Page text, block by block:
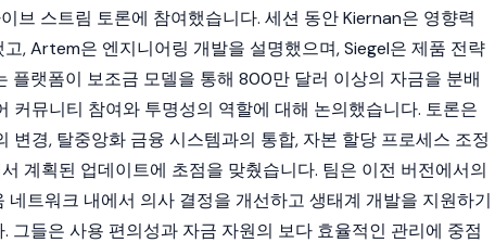
브 스트림 토론에 참여했습니다. 세션 동안 Kiernan은 영향력
, Artem은 엔지니어링 개발을 설명했으며, Siegel은 제품 전략
플랫폼이 보조금 모델을 통해 800만 달러 이상의 자금을 분배
커뮤니티 참여와 투명성의 역할에 대해 논의했습니다. 토론은
변경, 탈중앙화 금융 시스템과의 통합, 자본 할당 프로세스 조정
계획된 업데이트에 초점을 맞췄습니다. 팀은 이전 버전에서의
네트워크 내에서 의사 결정을 개선하고 생태계 개발을 지원하기
그들은 사용 편의성과 자금 자원의 보다 효율적인 관리에 중점